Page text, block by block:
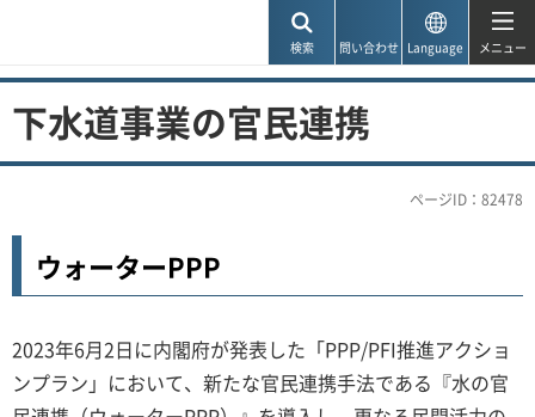
検索 問い合わせ Language メニュー
下水道事業の官民連携
ページID：82478
ウォーターPPP
2023年6月2日に内閣府が発表した「PPP/PFI推進アクショ
ンプラン」において、新たな官民連携手法である『水の官